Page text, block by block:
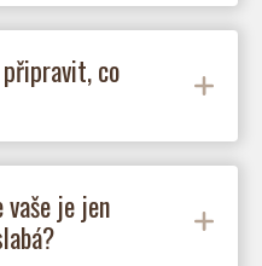
připravit, co
vaše je jen